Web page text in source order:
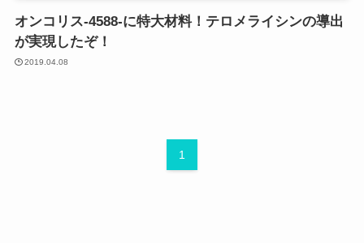
オンコリス-4588-に特大材料！テロメライシンの導出
が実現したぞ！
2019.04.08
1